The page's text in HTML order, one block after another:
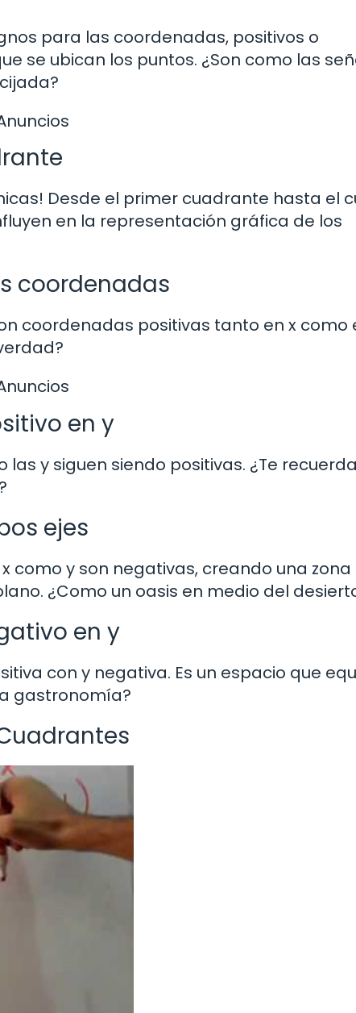
para las coordenadas, positivos o
se ubican los puntos. ¿Son como las
Desde el primer cuadrante hasta el
en la representación gráfica de los
coordenadas
coordenadas positivas tanto en x como
en y
y siguen siendo positivas. ¿Te
ejes
como y son negativas, creando una zona
¿Como un oasis en medio del
en y
con y negativa. Es un espacio que
gastronomía?